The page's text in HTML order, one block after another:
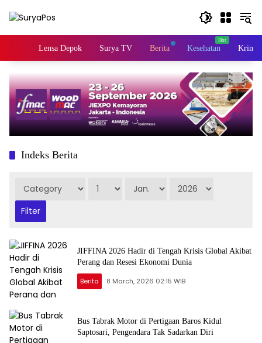
HomeLensa Depok Surya TV Berita Kesehatan
Indeks Berita
JIFFINA 2026 Hadir di Tengah Krisis Global Akibat
Perang dan Resesi Ekonomi Dunia
Berita 8 March, 2026 02:15 WIB
Bus Tabrak Motor di Pertigaan Baros Kidul
Saptosari, Pengendara Tak Sadarkan Diri